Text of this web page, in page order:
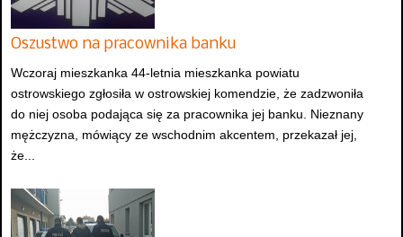
Oszustwo na pracownika banku
Wczoraj mieszkanka 44-letnia mieszkanka powiatu
ostrowskiego zgłosiła w ostrowskiej komendzie, że zadzwoniła
do niej osoba podająca się za pracownika jej banku. Nieznany
mężczyzna, mówiący ze wschodnim akcentem, przekazał jej,
że...